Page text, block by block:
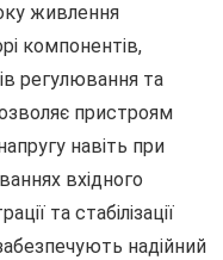
живлення
компонентів,
регулювання та
пристроям
навіть при
вхідного
та стабілізації
надійний